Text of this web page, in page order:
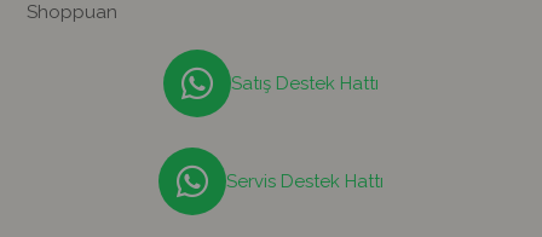
Shoppuan
Satış Destek Hattı
Servis Destek Hattı